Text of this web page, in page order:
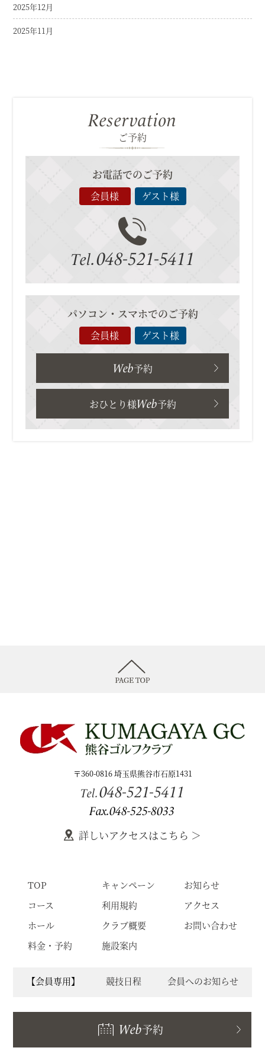
2025年12月
2025年11月
Reservation
ご予約
お電話でのご予約
会員様 ゲスト様
Tel.048-521-5411
パソコン・スマホでのご予約
会員様 ゲスト様
Web予約
おひとり様Web予約
〒360-0816 埼玉県熊谷市石原1431
Tel.048-521-5411
Fax.048-525-8033
詳しいアクセスはこちら ＞
TOP
コース
ホール
料金・予約
キャンペーン
利用規約
クラブ概要
施設案内
お知らせ
アクセス
お問い合わせ
【会員専用】 競技日程 会員へのお知らせ
Web予約